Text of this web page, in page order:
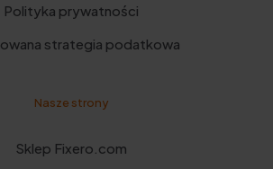
Polityka prywatności
strategia podatkowa
Nasze strony
Sklep Fixero.com